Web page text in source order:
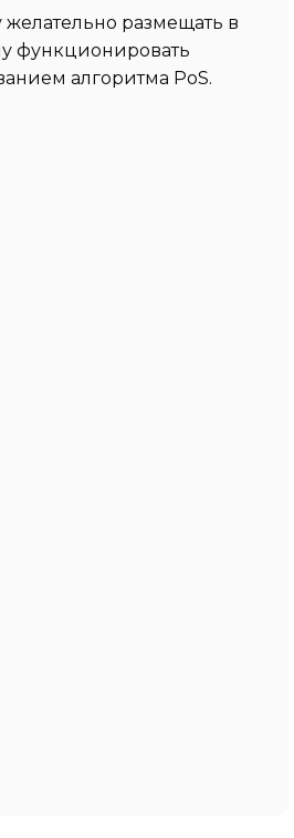
размещать в
функционировать
алгоритма PoS.